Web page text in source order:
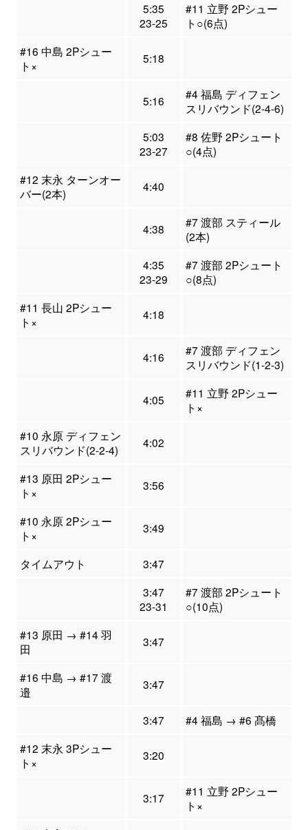
5:35
23-25
#11 立野 2Pシュー
ト○(6点)
#16 中島 2Pシュー
ト×
5:18
5:16
#4 福島 ディフェン
スリバウンド(2-4-6)
5:03
23-27
#8 佐野 2Pシュート
○(4点)
#12 末永 ターンオー
バー(2本)
4:40
4:38
#7 渡部 スティール
(2本)
4:35
23-29
#7 渡部 2Pシュート
○(8点)
#11 長山 2Pシュー
ト×
4:18
4:16
#7 渡部 ディフェン
スリバウンド(1-2-3)
4:05
#11 立野 2Pシュー
ト×
#10 永原 ディフェン
スリバウンド(2-2-4)
4:02
#13 原田 2Pシュー
ト×
3:56
#10 永原 2Pシュー
ト×
3:49
タイムアウト
3:47
3:47
23-31
#7 渡部 2Pシュート
○(10点)
#13 原田 → #14 羽
田
3:47
#16 中島 → #17 渡
邉
3:47
3:47
#4 福島 → #6 髙橋
#12 末永 3Pシュー
ト×
3:20
3:17
#11 立野 2Pシュー
ト×